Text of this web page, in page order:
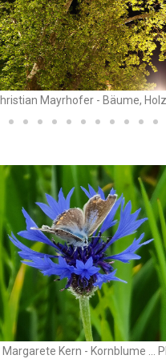
Mayrhofer - Bäume, Holz
Margarete Kern - Kornblume ...